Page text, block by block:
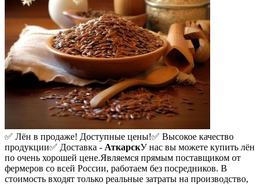
✅ Лён в продаже! Доступные цены!✅ Высокое качество
продукции✅ Доставка - АткарскУ нас вы можете купить лён
по очень хорошей цене.Являемся прямым поставщиком от
фермеров со всей России, работаем без посредников. В
стоимость входят только реальные затраты на производство,